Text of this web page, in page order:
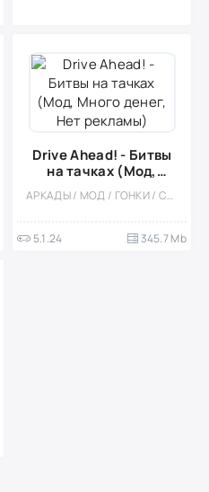
Drive Ahead! - Битвы
на тачках (Мод,
Много денег, Нет
рекламы)
АРКАДЫ / МОД / ГОНКИ / СОРЕВНОВАТЕЛЬНАЯ / МНОГОПОЛЬЗОВАТЕЛЬСКАЯ / ОДНОПОЛЬЗОВАТЕЛЬСКИЕ / ОФЛАЙН / ПИКСЕЛЬНАЯ / МАЛЕНЬКАЯ
5.1.24 345.7 Mb